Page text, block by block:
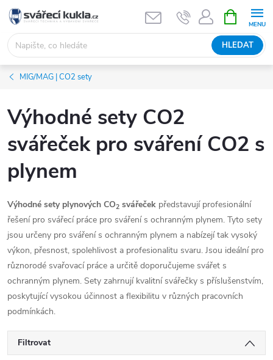
Přejít na obsah
HLEDAT
MIG/MAG | CO2 sety
Výhodné sety CO2
svářeček pro sváření CO2 s
plynem
Výhodné sety plynových CO2 svářeček představují profesionální
řešení pro svářecí práce pro sváření s ochranným plynem. Tyto sety
jsou určeny pro sváření s ochranným plynem a nabízejí tak vysoký
výkon, přesnost, spolehlivost a profesionalitu svaru. Jsou ideální pro
různorodé svařovací práce a určitě doporučujeme svářet s
ochranným plynem. Sety zahrnují kvalitní svářečky s příslušenstvím,
poskytující vysokou účinnost a flexibilitu v různých pracovních
podmínkách.
Filtrovat